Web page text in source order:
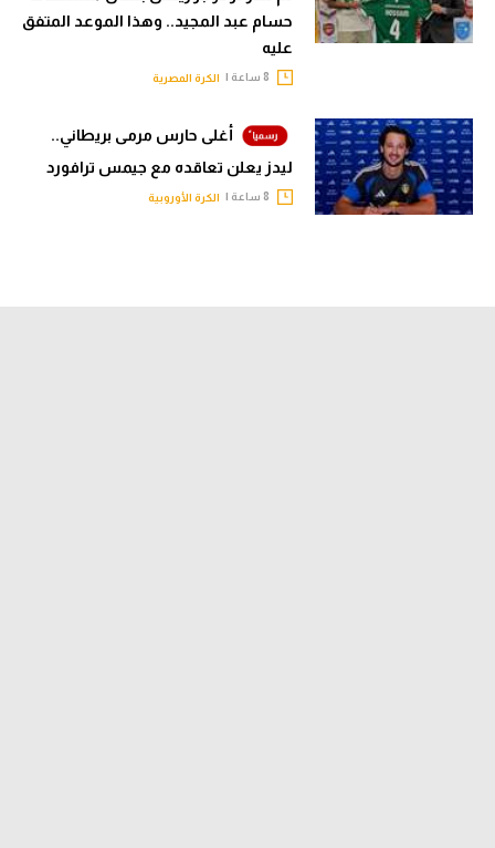
حسام عبد المجيد.. وهذا الموعد المتفق
عليه
الكرة المصرية
أغلى حارس مرمى بريطاني..
ليدز يعلن تعاقده مع جيمس ترافورد
الكرة الأوروبية